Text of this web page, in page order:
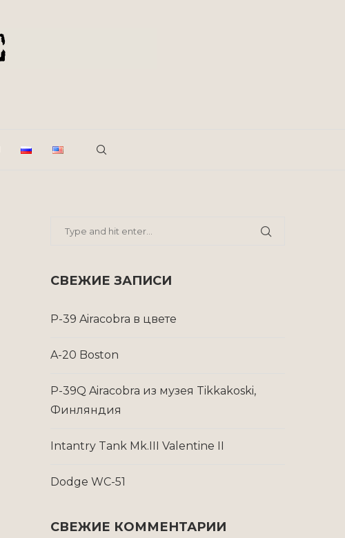
СВЕЖИЕ ЗАПИСИ
P-39 Airacobra в цвете
A-20 Boston
P-39Q Airacobra из музея Tikkakoski,
Финляндия
Intantry Tank Mk.III Valentine II
Dodge WC-51
СВЕЖИЕ КОММЕНТАРИИ